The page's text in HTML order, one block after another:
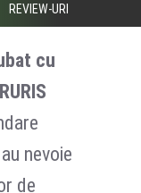
REVIEW-URI
cu
nevoie
de